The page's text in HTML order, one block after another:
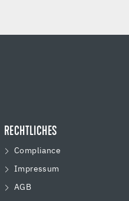
RECHTLICHES
Compliance
Impressum
AGB